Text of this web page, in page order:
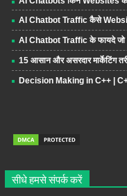
AI Chatbot Traffic कैसे
AI Chatbot Traffic के फायदे जो
15 आसान और असरदार मार्केटिंग
Decision Making in C++ |
सीधे हमसे संपर्क करें